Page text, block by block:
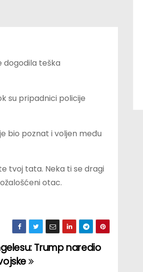
dogodila teška
su pripadnici policije
bio poznat i voljen među
tvoj tata. Neka ti se dragi
otac.
Trump naredio